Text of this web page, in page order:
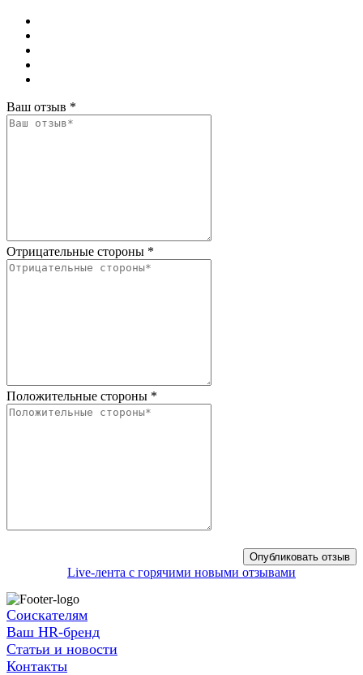
Ваш отзыв *
Отрицательные стороны *
Положительные стороны *
Live-лента с горячими новыми отзывами
Соискателям
Ваш HR-бренд
Статьи и новости
Контакты